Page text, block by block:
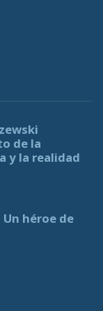
de la
y la realidad
héroe de